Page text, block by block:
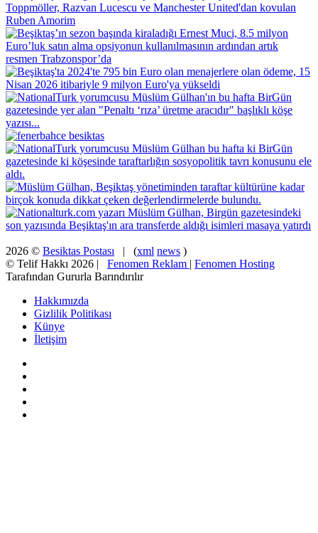
2026 © Besiktas Postası | (xml news )
© Telif Hakkı 2026 | Fenomen Reklam | Fenomen Hosting
Tarafından Gururla Barındırılır
Hakkımızda
Gizlilik Politikası
Künye
İletişim